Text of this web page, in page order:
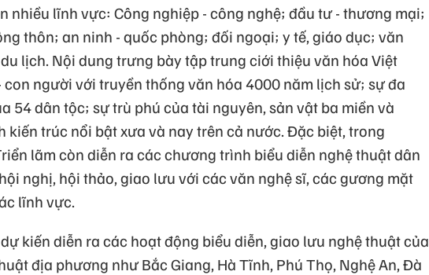
nhiều lĩnh vực: Công nghiệp - công nghệ; đầu tư - thương mại;
thôn; an ninh - quốc phòng; đối ngoại; y tế, giáo dục; văn
lịch. Nội dung trưng bày tập trung ciới thiệu văn hóa Việt
con người với truyền thống văn hóa 4000 năm lịch sử; sự đa
54 dân tộc; sự trù phú của tài nguyên, sản vật ba miền và
kiến trúc nổi bật xưa và nay trên cả nước. Đặc biệt, trong
lãm còn diễn ra các chương trình biểu diễn nghệ thuật dân
nghị, hội thảo, giao lưu với các văn nghệ sĩ, các gương mặt
lĩnh vực.
kiến diễn ra các hoạt động biểu diễn, giao lưu nghệ thuật của
địa phương như Bắc Giang, Hà Tĩnh, Phú Thọ, Nghệ An, Đà